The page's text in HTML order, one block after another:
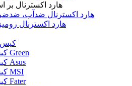
هارد اکسترنال بر
هارد اکسترنال ضدآب،
هارد اکسترنال
کیس
کیس Green
کیس Asus
کیس MSI
کیس Fater